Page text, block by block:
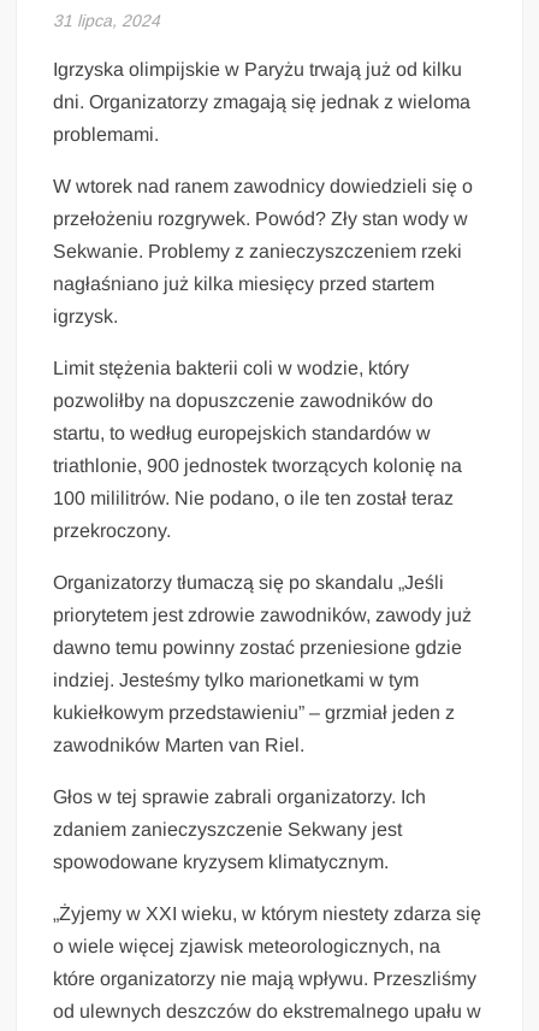
31 lipca, 2024
Igrzyska olimpijskie w Paryżu trwają już od kilku
dni. Organizatorzy zmagają się jednak z wieloma
problemami.
W wtorek nad ranem zawodnicy dowiedzieli się o
przełożeniu rozgrywek. Powód? Zły stan wody w
Sekwanie. Problemy z zanieczyszczeniem rzeki
nagłaśniano już kilka miesięcy przed startem
igrzysk.
Limit stężenia bakterii coli w wodzie, który
pozwoliłby na dopuszczenie zawodników do
startu, to według europejskich standardów w
triathlonie, 900 jednostek tworzących kolonię na
100 mililitrów. Nie podano, o ile ten został teraz
przekroczony.
Organizatorzy tłumaczą się po skandalu „Jeśli
priorytetem jest zdrowie zawodników, zawody już
dawno temu powinny zostać przeniesione gdzie
indziej. Jesteśmy tylko marionetkami w tym
kukiełkowym przedstawieniu” – grzmiał jeden z
zawodników Marten van Riel.
Głos w tej sprawie zabrali organizatorzy. Ich
zdaniem zanieczyszczenie Sekwany jest
spowodowane kryzysem klimatycznym.
„Żyjemy w XXI wieku, w którym niestety zdarza się
o wiele więcej zjawisk meteorologicznych, na
które organizatorzy nie mają wpływu. Przeszliśmy
od ulewnych deszczów do ekstremalnego upału w